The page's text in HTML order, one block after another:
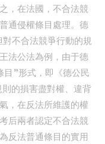
，在法國，不合法競
通侵權條目處理。德
不合法競爭行動的規
法公法為例，由于德
目”形式，即《德公民
的損害盡對權、違背
，在反法所維護的權
后兩者認定不合法競
反法普通條目的實用